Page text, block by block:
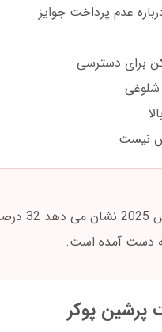
عدم پرداخت جوایز
برای دسترسی
نیست
داده
پرشین پوکر